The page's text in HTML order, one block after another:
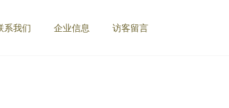
系我们 企业信息 访客留言